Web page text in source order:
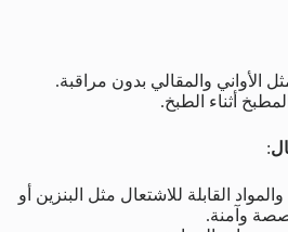
الأواني والمقالي بدون مراقبة.
أثناء الطبخ.
:
القابلة للاشتعال مثل البنزين أو
وآمنة.